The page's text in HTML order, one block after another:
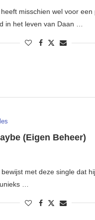
misschien wel voor een
in het leven van Daan …
(Eigen Beheer)
met deze single dat
…